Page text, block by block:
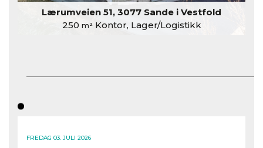
Lærumveien 51, 3077 Sande i Vestfold
250 m²Kontor, Lager/Logistikk
FREDAG 03. JULI 2026